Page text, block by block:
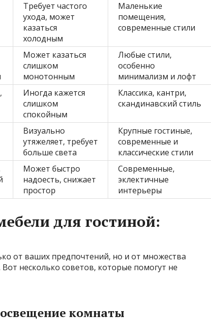
Требует частого
ухода, может
казаться
холодным
Маленькие
помещения,
современные стили
Может казаться
слишком
монотонным
Любые стили,
особенно
минимализм и лофт
Иногда кажется
слишком
спокойным
Классика, кантри,
скандинавский стиль
Визуально
утяжеляет, требует
больше света
Крупные гостиные,
современные и
классические стили
Может быстро
надоесть, снижает
простор
Современные,
эклектичные
интерьеры
для гостиной:
от ваших предпочтений, но и от множества
несколько советов, которые помогут не
комнаты